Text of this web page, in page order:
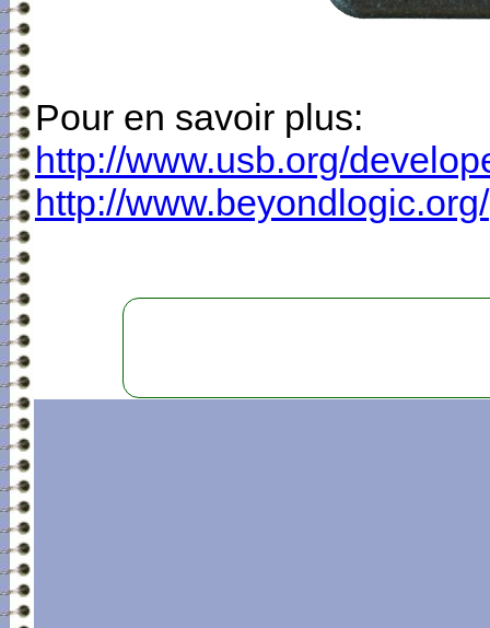
Pour en savoir plus:
http://www.usb.org/
http://www.beyondlogic.org/